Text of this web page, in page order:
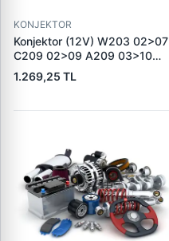
KONJEKTOR
Konjektor (12V) W203 02>07
C209 02>09 A209 03>10
W211 04>08 R171 04>11 |
GENON GNR-V224 | OEM
1.269,25 TL